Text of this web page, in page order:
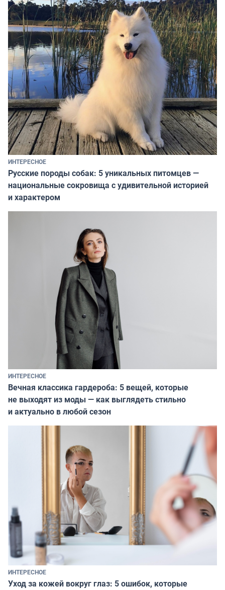
ИНТЕРЕСНОЕ
Русские породы собак: 5 уникальных питомцев —
национальные сокровища с удивительной историей
и характером
ИНТЕРЕСНОЕ
Вечная классика гардероба: 5 вещей, которые
не выходят из моды — как выглядеть стильно
и актуально в любой сезон
ИНТЕРЕСНОЕ
Уход за кожей вокруг глаз: 5 ошибок, которые